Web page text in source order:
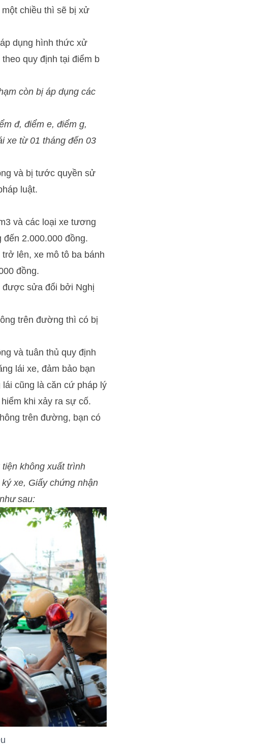
chiều thì sẽ bị xử
dụng hình thức xử
quy định tại điểm b
còn bị áp dụng các
đ, điểm e, điểm g,
xe từ 01 tháng đến 03
và bị tước quyền sử
luật.
và các loại xe tương
2.000.000 đồng.
lên, xe mô tô ba bánh
đồng.
được sửa đổi bởi Nghị
trên đường thì có bị
và tuân thủ quy định
lái xe, đảm bảo bạn
cũng là căn cứ pháp lý
khi xảy ra sự cố.
trên đường, bạn có
không xuất trình
xe, Giấy chứng nhận
sau: